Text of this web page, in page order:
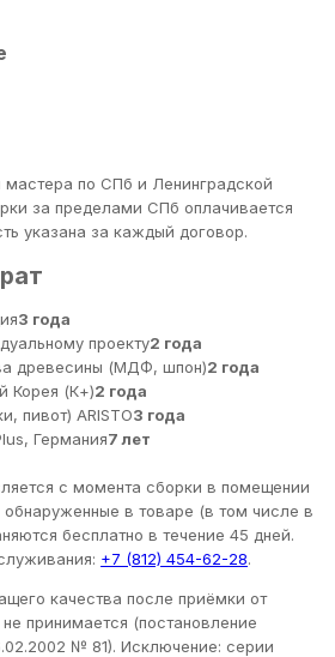
по СПб и Ленинградской
за пределами СПб оплачивается
указана за каждый договор.
3 года
проекту2 года
древесины (МДФ, шпон)2 года
Корея (К+)2 года
пивот) ARISTO3 года
Германия7 лет
с момента сборки в помещении
обнаруженные в товаре (в том числе в
бесплатно в течение 45 дней.
+7 (812) 454-62-28.
качества после приёмки от
принимается (постановление
№ 81). Исключение: серии